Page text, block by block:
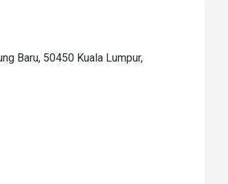
Baru, 50450 Kuala Lumpur,